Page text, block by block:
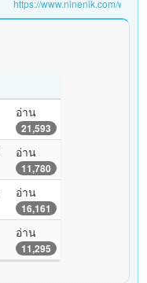
อ่าน
21,593
อ่าน
11,780
อ่าน
16,161
อ่าน
11,295